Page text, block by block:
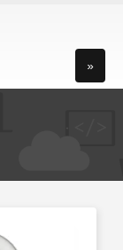
»